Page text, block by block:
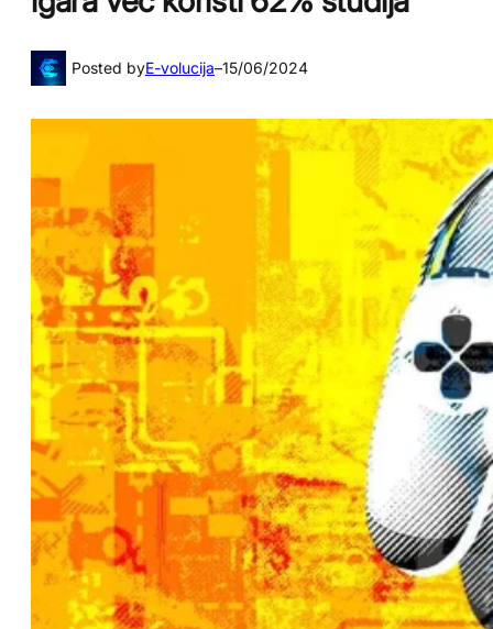
Posted byE-volucija–15/06/2024